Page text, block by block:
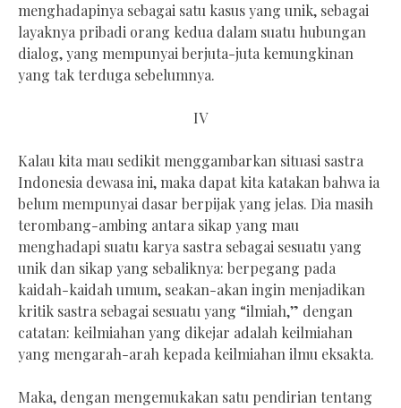
menghadapinya sebagai satu kasus yang unik, sebagai
layaknya pribadi orang kedua dalam suatu hubungan
dialog, yang mempunyai berjuta-juta kemungkinan
yang tak terduga sebelumnya.
IV
Kalau kita mau sedikit menggambarkan situasi sastra
Indonesia dewasa ini, maka dapat kita katakan bahwa ia
belum mempunyai dasar berpijak yang jelas. Dia masih
terombang-ambing antara sikap yang mau
menghadapi suatu karya sastra sebagai sesuatu yang
unik dan sikap yang sebaliknya: berpegang pada
kaidah-kaidah umum, seakan-akan ingin menjadikan
kritik sastra sebagai sesuatu yang “ilmiah,” dengan
catatan: keilmiahan yang dikejar adalah keilmiahan
yang mengarah-arah kepada keilmiahan ilmu eksakta.
Maka, dengan mengemukakan satu pendirian tentang